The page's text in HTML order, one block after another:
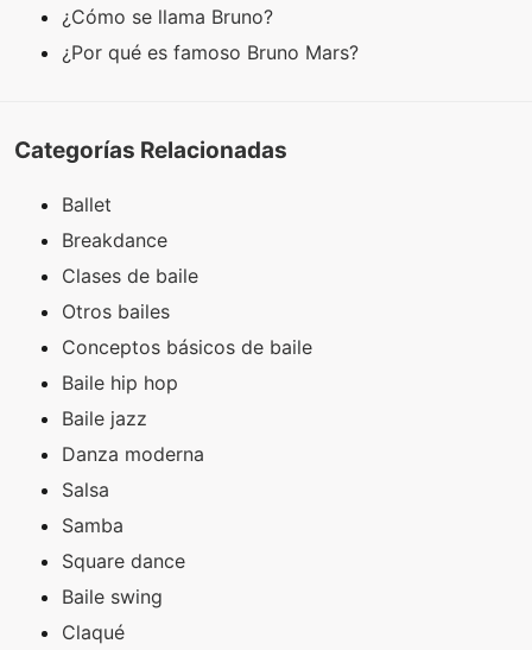
¿Cómo se llama Bruno?
¿Por qué es famoso Bruno Mars?
Categorías Relacionadas
Ballet
Breakdance
Clases de baile
Otros bailes
Conceptos básicos de baile
Baile hip hop
Baile jazz
Danza moderna
Salsa
Samba
Square dance
Baile swing
Claqué